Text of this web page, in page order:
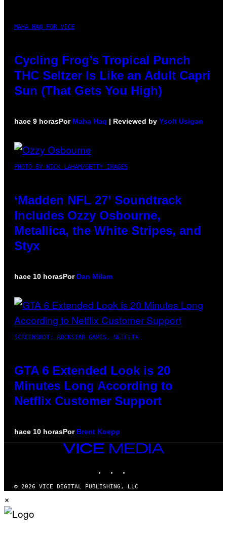
MAHA HAQ FOR VICE
Cycling Frog’s Tropical Punch
THC Seltzer Is Like an Adult Capri
Sun (That Gets You High)
hace 9 horasPor Maha Haq | Reviewed by Ysolt Usigan
PHOTO BY NICK LAHAM/GETTY IMAGES
‘Madden NFL 27’ Soundtrack
Includes Ozzy Osbourne,
Metallica, the White Stripes, and
Styx
hace 10 horasPor Dan Milam
SCREENSHOT: ROCKSTAR GAMES, NETFLIX
GTA 6 Extended Look is 20
Minutes Long According to
Netflix Customer Support
hace 10 horasPor Brent Koepp
VICE
MEDIA
© 2026 VICE DIGITAL PUBLISHING, LLC
×